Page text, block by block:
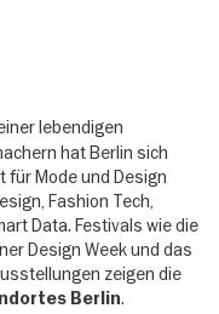
lebendigen
hat Berlin sich
Mode und Design
Fashion Tech,
Data. Festivals wie die
Design Week und das
zeigen die
Berlin.